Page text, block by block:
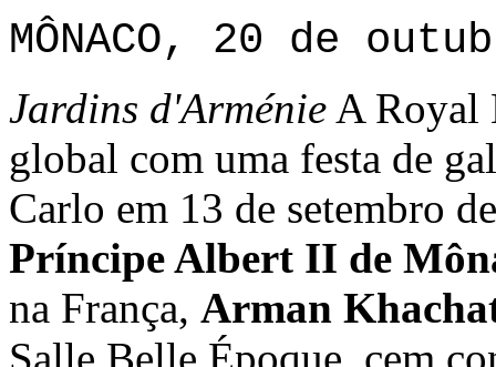
MÔNACO, 20 de
Jardins d'Arménie A Royal
global com uma festa de
Carlo em 13 de setembro
Príncipe Albert II de
na França, Arman